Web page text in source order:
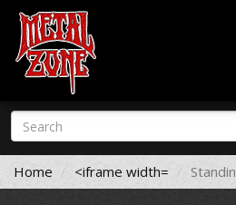
Skip
main
content
Search
form
Search
Home <iframe width=